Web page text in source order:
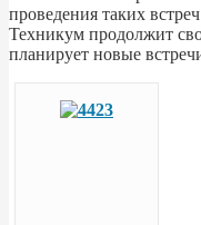
проведения таких
Техникум продолжит
планирует новые